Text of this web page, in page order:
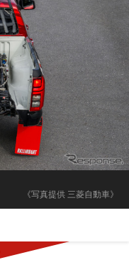
《写真提供 三菱自動車》